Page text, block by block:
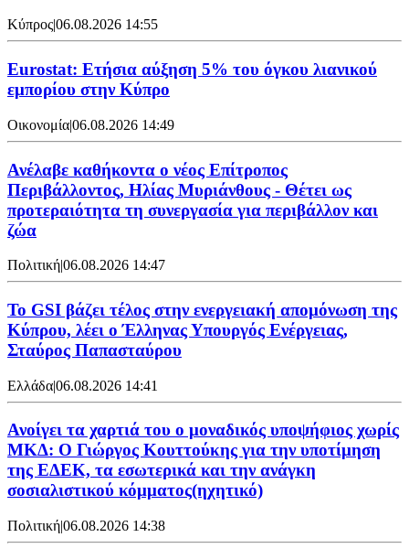
Κύπρος|06.08.2026 14:55
Eurostat: Ετήσια αύξηση 5% του όγκου λιανικού
εμπορίου στην Κύπρο
Οικονομία|06.08.2026 14:49
Ανέλαβε καθήκοντα ο νέος Επίτροπος
Περιβάλλοντος, Ηλίας Μυριάνθους - Θέτει ως
προτεραιότητα τη συνεργασία για περιβάλλον και
ζώα
Πολιτική|06.08.2026 14:47
Το GSI βάζει τέλος στην ενεργειακή απομόνωση της
Κύπρου, λέει ο Έλληνας Υπουργός Ενέργειας,
Σταύρος Παπασταύρου
Ελλάδα|06.08.2026 14:41
Ανοίγει τα χαρτιά του ο μοναδικός υποψήφιος χωρίς
ΜΚΔ: Ο Γιώργος Κουττούκης για την υποτίμηση
της ΕΔΕΚ, τα εσωτερικά και την ανάγκη
σοσιαλιστικού κόμματος(ηχητικό)
Πολιτική|06.08.2026 14:38